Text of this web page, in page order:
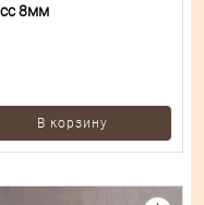
8мм
В корзину